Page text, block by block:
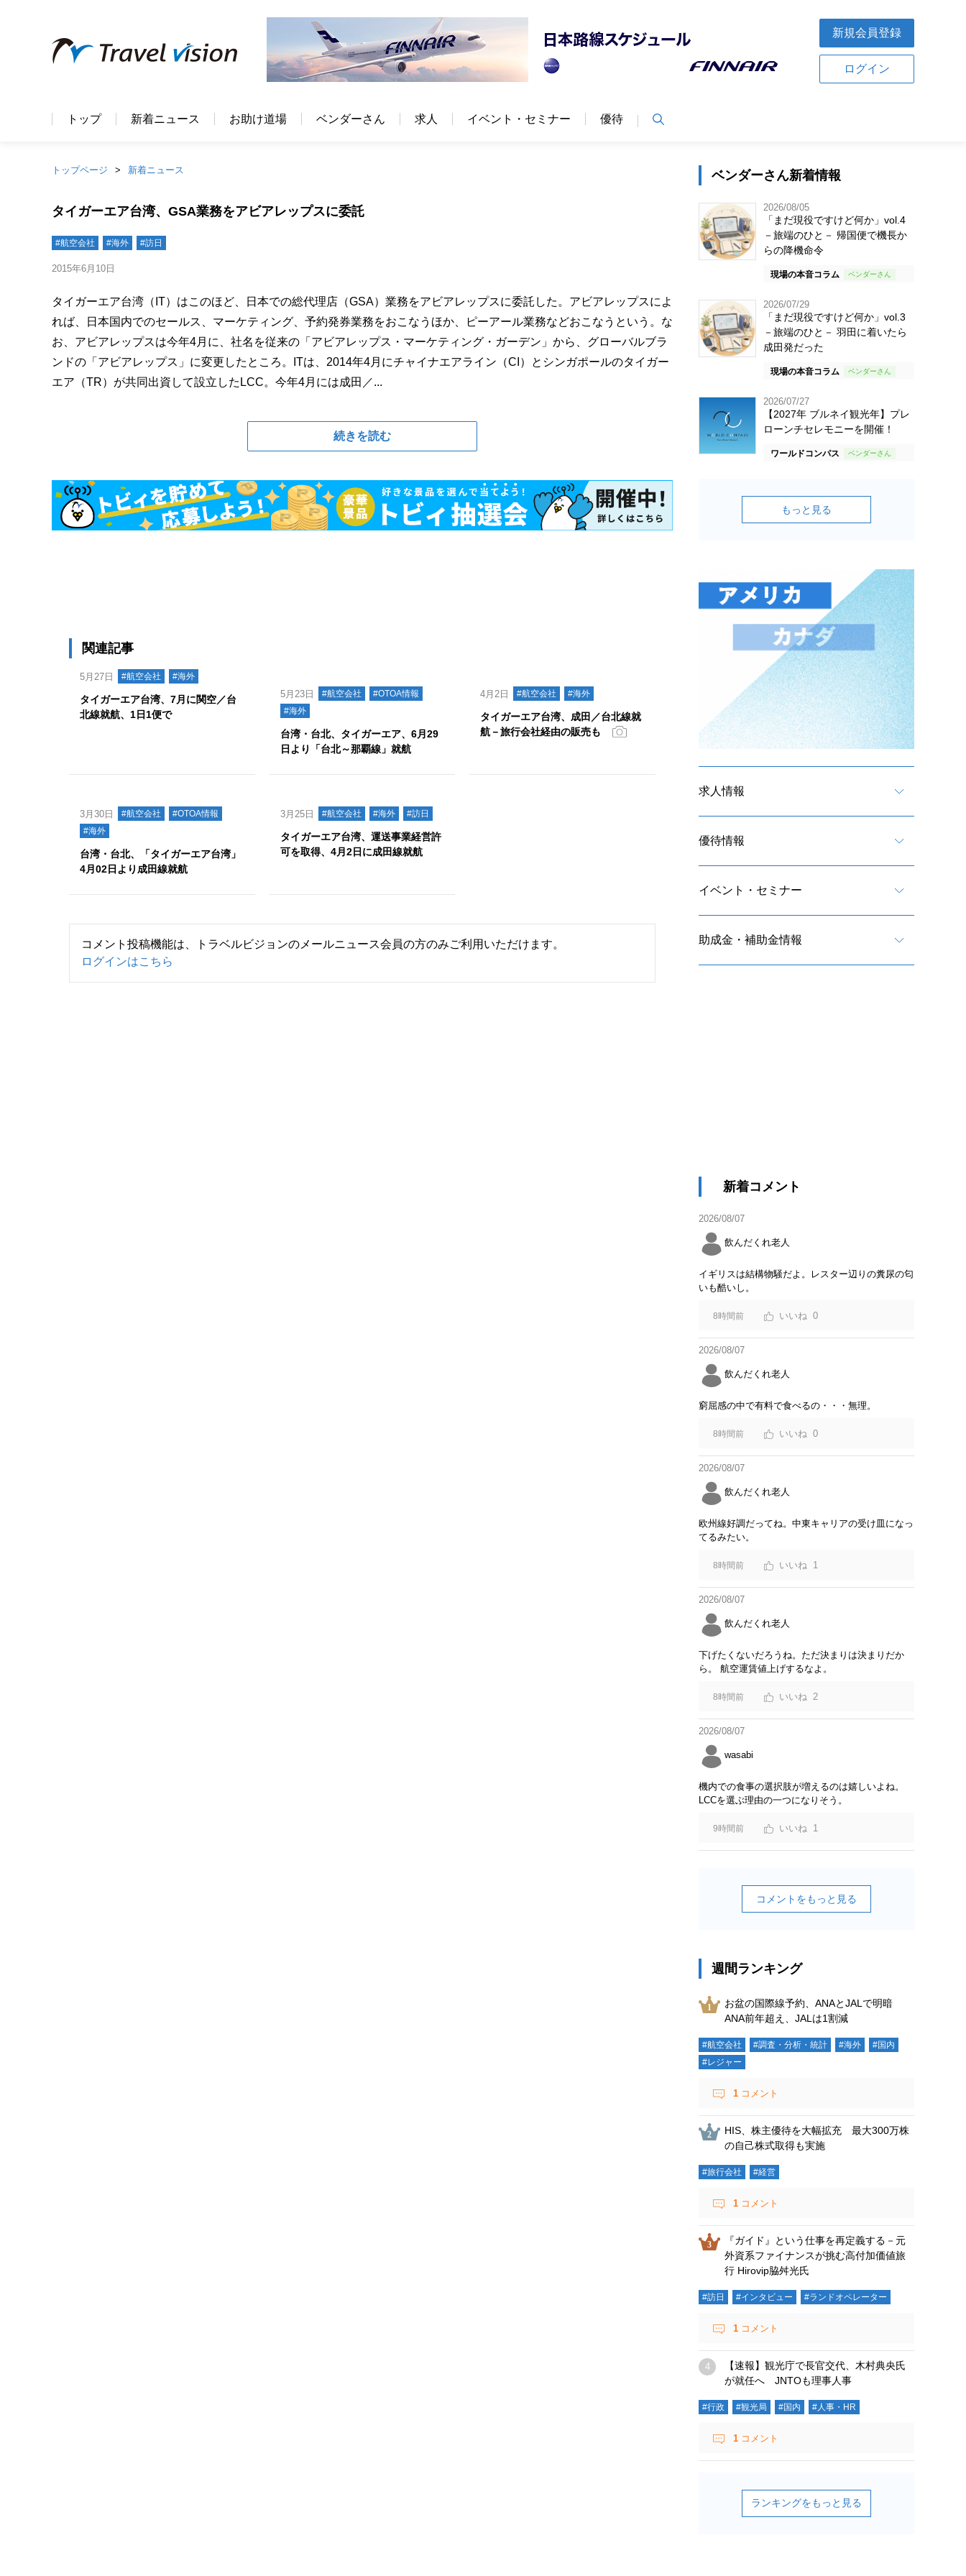
新規会員登録
ログイン
トップ 新着ニュース お助け道場 ベンダーさん 求人 イベント・セミナー 優待
トップページ 新着ニュース
タイガーエア台湾、GSA業務をアビアレップスに委託
#航空会社 #海外 #訪日
2015年6月10日
タイガーエア台湾（IT）はこのほど、日本での総代理店（GSA）業務をアビアレップスに委託した。アビアレップスによ
れば、日本国内でのセールス、マーケティング、予約発券業務をおこなうほか、ピーアール業務などおこなうという。な
お、アビアレップスは今年4月に、社名を従来の「アビアレップス・マーケティング・ガーデン」から、グローバルブラ
ンドの「アビアレップス」に変更したところ。ITは、2014年4月にチャイナエアライン（CI）とシンガポールのタイガー
エア（TR）が共同出資して設立したLCC。今年4月には成田／...
続きを読む
関連記事
5月27日 #航空会社 #海外
タイガーエア台湾、7月に関空／台
北線就航、1日1便で
5月23日 #航空会社
#OTOA情報
#海外
台湾・台北、タイガーエア、6月29
日より「台北～那覇線」就航
4月2日 #航空会社 #海外
タイガーエア台湾、成田／台北線就
航－旅行会社経由の販売も
3月30日 #航空会社
#OTOA情報
#海外
台湾・台北、「タイガーエア台湾」
4月02日より成田線就航
3月25日 #航空会社 #海外 #訪日
タイガーエア台湾、運送事業経営許
可を取得、4月2日に成田線就航
コメント投稿機能は、トラベルビジョンのメールニュース会員の方のみご利用いただけます。
ログインはこちら
ベンダーさん新着情報
2026/08/05
「まだ現役ですけど何か」vol.4
－旅端のひと－ 帰国便で機長か
らの降機命令
現場の本音コラム
2026/07/29
「まだ現役ですけど何か」vol.3
－旅端のひと－ 羽田に着いたら
成田発だった
現場の本音コラム
2026/07/27
【2027年 ブルネイ観光年】プレ
ローンチセレモニーを開催！
ワールドコンパス
もっと見る
求人情報
優待情報
イベント・セミナー
助成金・補助金情報
新着コメント
2026/08/07
飲んだくれ老人
イギリスは結構物騒だよ。レスター辺りの糞尿の匂
いも酷いし。
8時間前 0
2026/08/07
飲んだくれ老人
窮屈感の中で有料で食べるの・・・無理。
8時間前 0
2026/08/07
飲んだくれ老人
欧州線好調だってね。中東キャリアの受け皿になっ
てるみたい。
8時間前 1
2026/08/07
飲んだくれ老人
下げたくないだろうね。ただ決まりは決まりだか
ら。 航空運賃値上げするなよ。
8時間前 2
2026/08/07
wasabi
機内での食事の選択肢が増えるのは嬉しいよね。
LCCを選ぶ理由の一つになりそう。
9時間前 1
コメントをもっと見る
週間ランキング
お盆の国際線予約、ANAとJALで明暗
ANA前年超え、JALは1割減
#航空会社 #調査・分析・統計 #海外
#国内
#レジャー
1 コメント
HIS、株主優待を大幅拡充 最大300万株
の自己株式取得も実施
#旅行会社 #経営
1 コメント
『ガイド』という仕事を再定義する－元
外資系ファイナンスが挑む高付加価値旅
行 Hirovip脇舛光氏
#訪日 #インタビュー #ランドオペレーター
1 コメント
【速報】観光庁で長官交代、木村典央氏
が就任へ JNTOも理事人事
#行政 #観光局 #国内 #人事・HR
1 コメント